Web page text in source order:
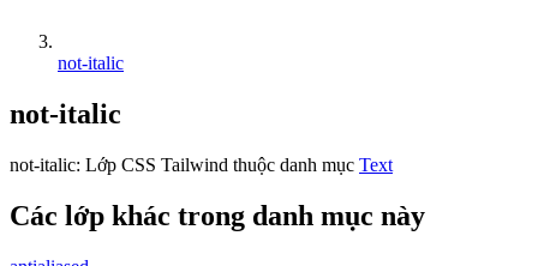
not-italic
not-italic
not-italic: Lớp CSS Tailwind thuộc danh mục Text
Các lớp khác trong danh mục này